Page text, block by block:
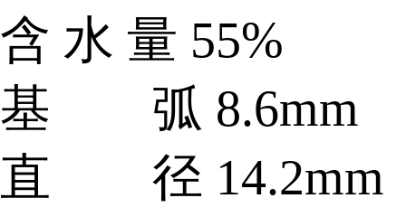
含 水 量 55%
基 弧 8.6mm
直 径 14.2mm